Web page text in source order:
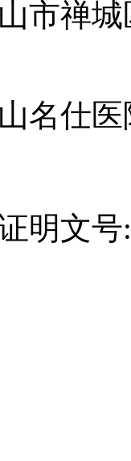
市禅
名仕
明文